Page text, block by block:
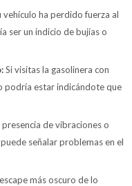
vehículo ha perdido fuerza al
ser un indicio de bujías o
Si visitas la gasolinera con
podría estar indicándote que
presencia de vibraciones o
señalar problemas en el
más oscuro de lo